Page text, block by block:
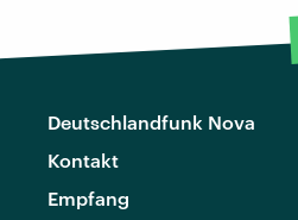
Deutschlandfunk Nova
Kontakt
Empfang